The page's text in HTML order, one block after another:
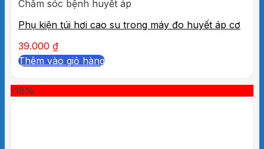
Chăm sóc bệnh huyết áp
Phụ kiện túi hơi cao su trong máy đo huyết áp cơ
39.000 ₫
Thêm vào giỏ hàng
-18%